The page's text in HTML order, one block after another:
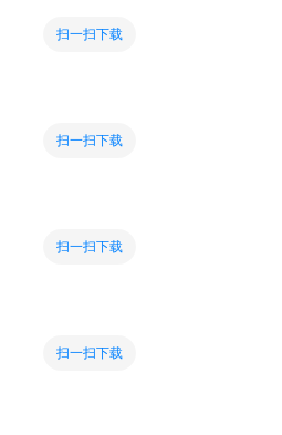
扫一扫下载
扫一扫下载
扫一扫下载
扫一扫下载